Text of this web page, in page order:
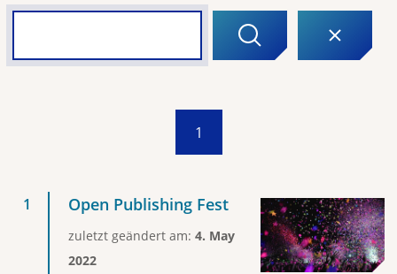
1
Open Publishing Fest
zuletzt geändert am: 4. May
2022